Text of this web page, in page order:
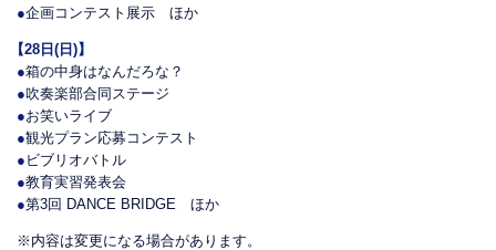
●企画コンテスト展示 ほか
【28日(日)】
●箱の中身はなんだろな？
●吹奏楽部合同ステージ
●お笑いライブ
●観光プラン応募コンテスト
● ビブリオバトル
●教育実習発表会
●第3回 DANCE BRIDGE ほか
※内容は変更になる場合があります。